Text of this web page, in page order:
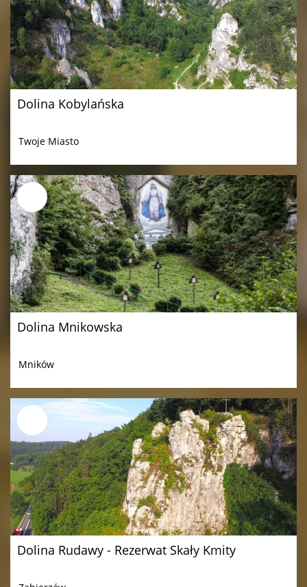
Dolina Kobylańska
Twoje Miasto
Dolina Mnikowska
Mników
Dolina Rudawy - Rezerwat Skały Kmity